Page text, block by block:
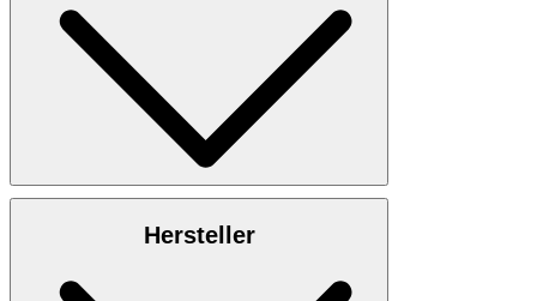
: 100% TextilHersteller